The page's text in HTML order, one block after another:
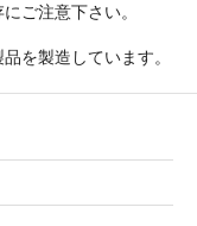
ご注意下さい。
を製造しています。